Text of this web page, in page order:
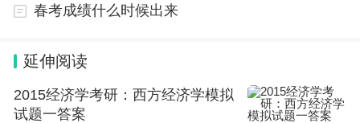
美术联考（又称美术统考）是以省、市、自治区为单
有二本院校以及所有地区的三本，专科以及省外极少
部分一本、二本院校承认。
春考成绩什么时候出来
延伸阅读
2015经济学考研：西方经济学模拟
试题一答案